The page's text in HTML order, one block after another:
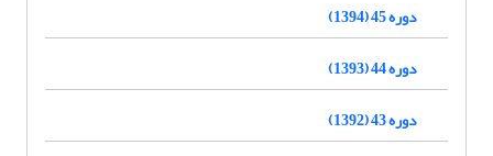
دوره 45 (1394)
دوره 44 (1393)
دوره 43 (1392)